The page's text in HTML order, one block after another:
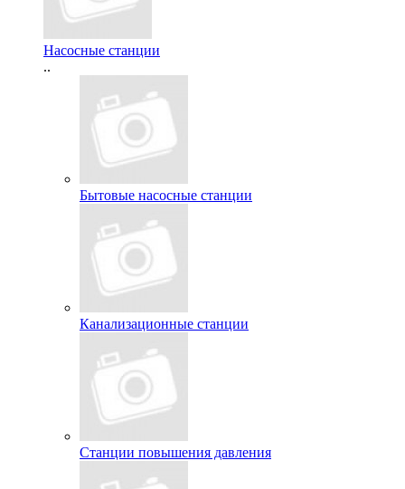
Насосные станции
..
Бытовые насосные станции
Канализационные станции
Станции повышения давления